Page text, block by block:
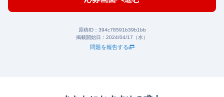
原稿ID： 394c78591b39b1bb
掲載開始日： 2024/04/17（水）
問題を報告する